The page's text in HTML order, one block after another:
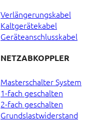
Verlängerungskabel
Kaltgerätekabel
Geräteanschlusskabel
NETZABKOPPLER
Masterschalter System
1-fach geschalten
2-fach geschalten
Grundslastwiderstand